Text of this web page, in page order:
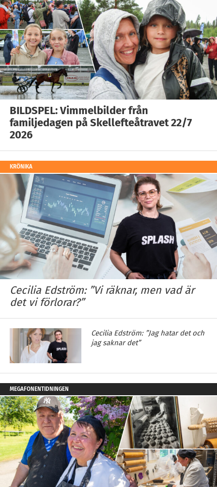
BILDSPEL: Vimmelbilder från
familjedagen på Skellefteåtravet 22/7
2026
KRÖNIKA
Cecilia Edström: ”Vi räknar, men vad är
det vi förlorar?”
Cecilia Edström: ”Jag hatar det och
jag saknar det”
MEGAFONENTIDNINGEN